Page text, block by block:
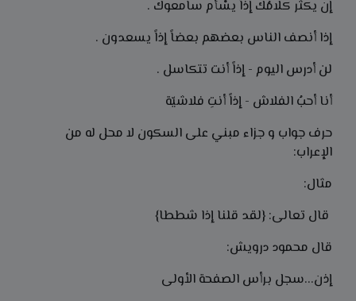
إن يكثر كلامُك إذاً يسْأم سامعوك .
إذا أنصف الناس بعضهم بعضاً إذاً يسعدون .
لن أدرس اليوم - إذاً أنت تتكاسل .
أنا أحبُ الفلاش - إذاً أنتِ فلاشيّة
حرف جواب و جزاء مبني على السكون لا محل له من
الإعراب:
مثال:
قال تعالى: {لقد قلنا إذا شططا}
قال محمود درويش:
إذن...سجل برأس الصفحة الأولى